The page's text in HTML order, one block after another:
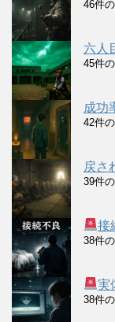
46件
六人
45件
成功
42件
戻さ
39件
接
38件
実
38件